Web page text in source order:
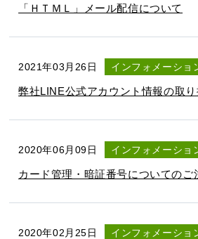
「ＨＴＭＬ」メール配信について
2021年03月26日 インフォメーショ
弊社LINE公式アカウント情報の取
2020年06月09日 インフォメーショ
カード管理・暗証番号についてのご
2020年02月25日 インフォメーショ